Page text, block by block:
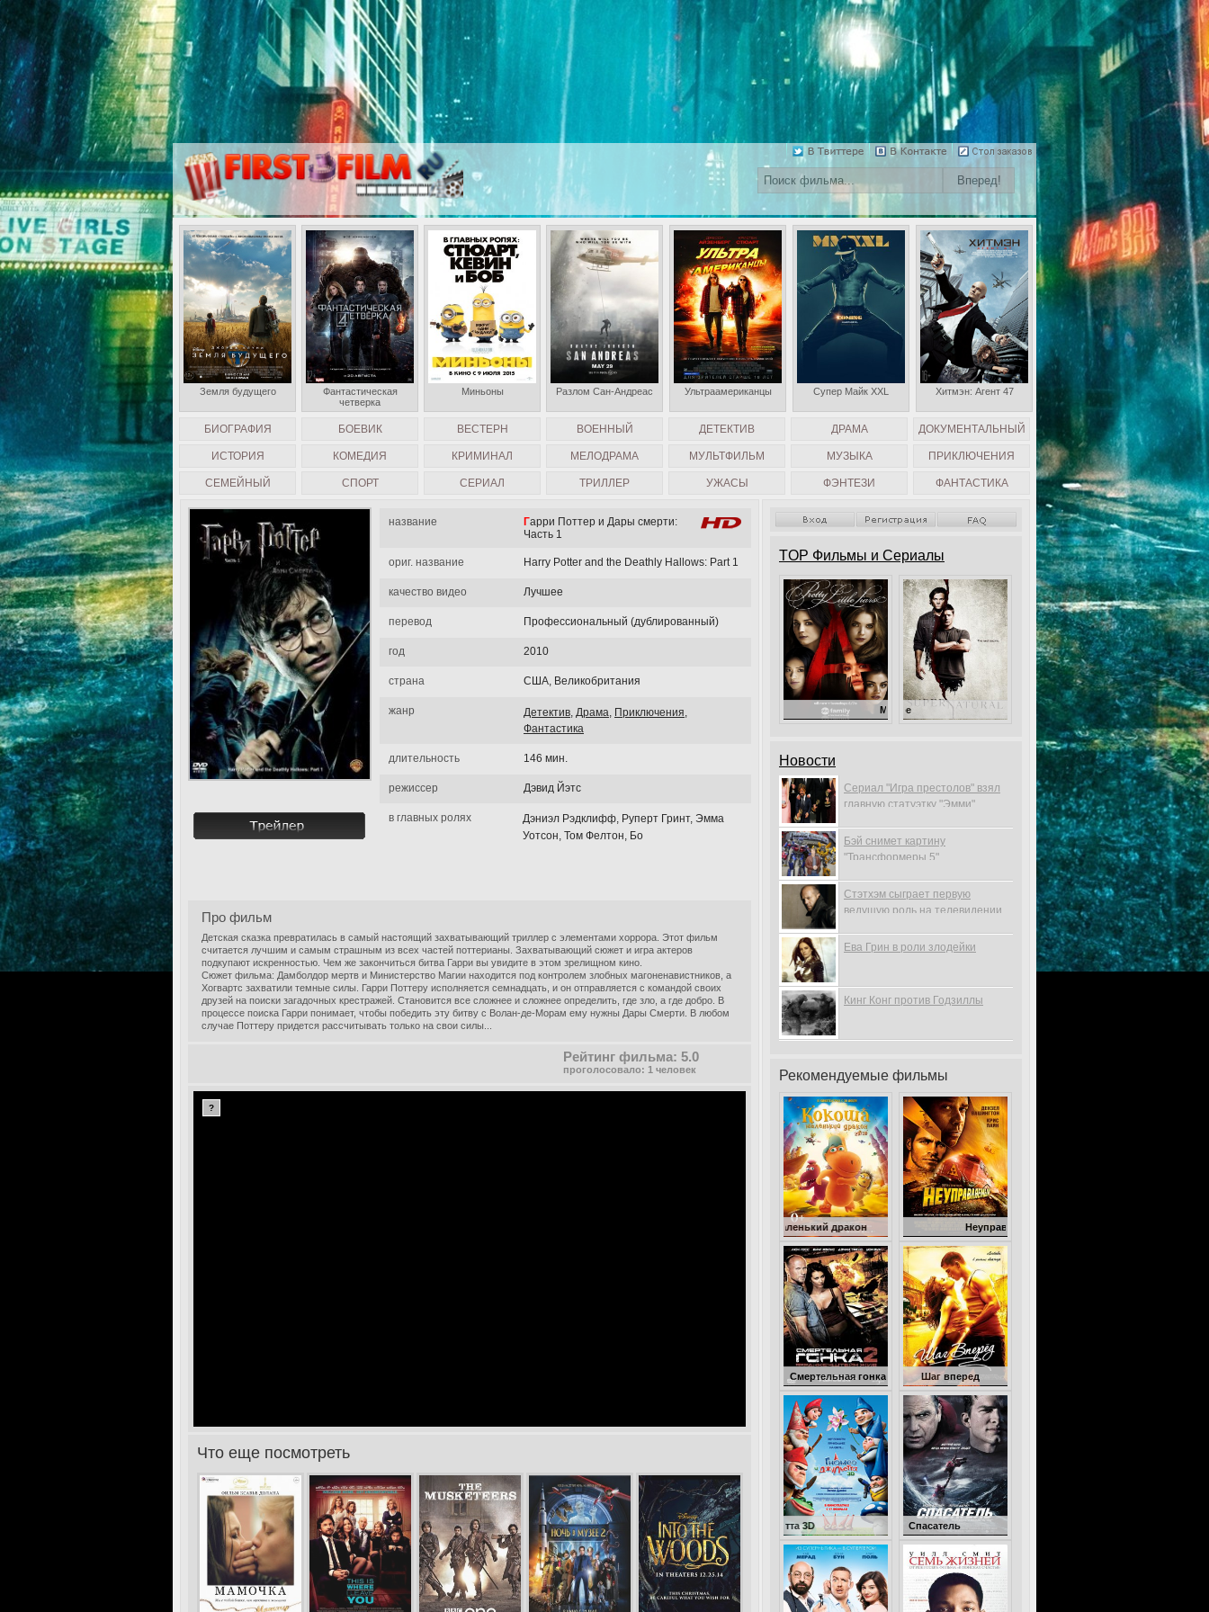
название
Гарри Поттер и Дары смерти:
Часть 1
ориг. название Harry Potter and the Deathly Hallows: Part 1
качество видео Лучшее
перевод Профессиональный (дублированный)
год 2010
страна США, Великобритания
жанр Детектив, Драма, Приключения,
Фантастика
длительность 146 мин.
режиссер Дэвид Йэтс
в главных ролях
Дэниэл Рэдклифф, Руперт Гринт, Эмма
Уотсон, Том Фелтон, Бо
Про фильм
Детская сказка превратилась в самый настоящий захватывающий триллер с элементами хоррора. Этот фильм
считается лучшим и самым страшным из всех частей поттерианы. Захватывающий сюжет и игра актеров
подкупают искренностью. Чем же закончиться битва Гарри вы увидите в этом зрелищном кино.
Сюжет фильма: Дамболдор мертв и Министерство Магии находится под контролем злобных магоненавистников, а
Хогвартс захватили темные силы. Гарри Поттеру исполняется семнадцать, и он отправляется с командой своих
друзей на поиски загадочных крестражей. Становится все сложнее и сложнее определить, где зло, а где добро. В
процессе поиска Гарри понимает, чтобы победить эту битву с Волан-де-Морам ему нужны Дары Смерти. В любом
случае Поттеру придется рассчитывать только на свои силы...
Рейтинг фильма: 5.0
проголосовало: 1 человек
?
>Что еще посмотреть
TOP Фильмы и Сериалы
Милые обманщицы Сверхъестественное
Новости
Сериал "Игра престолов" взял
главную статуэтку "Эмми".
Бэй снимет картину
"Трансформеры 5"
Стэтхэм сыграет первую
ведущую роль на телевидении
Ева Грин в роли злодейки
Кинг Конг против Годзиллы
Рекомендуемые фильмы
Кокоша – маленький дракон Неуправляемый
Смертельная гонка 2: Франкенштейн жив
Шаг вперед
Гномео и Джульетта 3D
БИОГРАФИЯ БОЕВИК ВЕСТЕРН ВОЕННЫЙ ДЕТЕКТИВ ДРАМА ДОКУМЕНТАЛЬНЫЙ
ИСТОРИЯ КОМЕДИЯ КРИМИНАЛ МЕЛОДРАМА МУЛЬТФИЛЬМ МУЗЫКА ПРИКЛЮЧЕНИЯ
СЕМЕЙНЫЙ СПОРТ СЕРИАЛ ТРИЛЛЕР УЖАСЫ ФЭНТЕЗИ ФАНТАСТИКА
Земля будущего
Фантастическая
четверка
Миньоны Разлом Сан-Андреас Ультраамериканцы Супер Майк XXL Хитмэн: Агент 47